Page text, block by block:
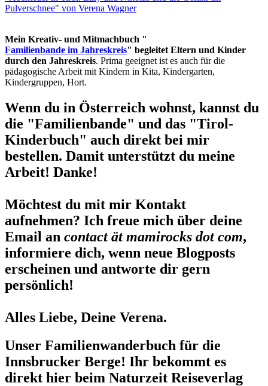
Pulverschnee" von Verena Wagner
Mein Kreativ- und Mitmachbuch "
Familienbande im Jahreskreis" begleitet Eltern und Kinder
durch den Jahreskreis. Prima geeignet ist es auch für die
pädagogische Arbeit mit Kindern in Kita, Kindergarten,
Kindergruppen, Hort.
Wenn du in Österreich wohnst, kannst du
die "Familienbande" und das "Tirol-
Kinderbuch" auch direkt bei mir
bestellen. Damit unterstützt du meine
Arbeit! Danke!
Möchtest du mit mir Kontakt
aufnehmen? Ich freue mich über deine
Email an contact ät mamirocks dot com,
informiere dich, wenn neue Blogposts
erscheinen und antworte dir gern
persönlich!
Alles Liebe, Deine Verena.
Unser Familienwanderbuch für die
Innsbrucker Berge! Ihr bekommt es
direkt hier beim Naturzeit Reiseverlag